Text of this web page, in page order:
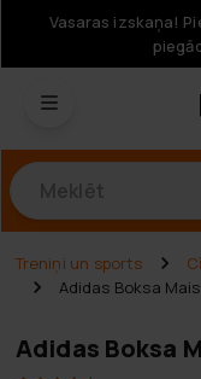
Vasaras izskaņa!
Treniņi un sports
Adidas Boksa
Adidas Boksa